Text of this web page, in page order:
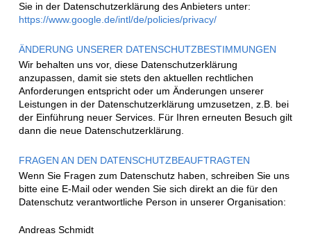
Sie in der Datenschutzerklärung des Anbieters unter:
https://www.google.de/intl/de/policies/privacy/
ÄNDERUNG UNSERER DATENSCHUTZBESTIMMUNGEN
Wir behalten uns vor, diese Datenschutzerklärung
anzupassen, damit sie stets den aktuellen rechtlichen
Anforderungen entspricht oder um Änderungen unserer
Leistungen in der Datenschutzerklärung umzusetzen, z.B. bei
der Einführung neuer Services. Für Ihren erneuten Besuch gilt
dann die neue Datenschutzerklärung.
FRAGEN AN DEN DATENSCHUTZBEAUFTRAGTEN
Wenn Sie Fragen zum Datenschutz haben, schreiben Sie uns
bitte eine E-Mail oder wenden Sie sich direkt an die für den
Datenschutz verantwortliche Person in unserer Organisation:
Andreas Schmidt